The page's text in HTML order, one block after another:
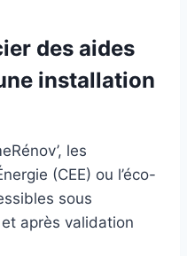
des aides
installation
les
(CEE) ou l’éco-
sous
après validation